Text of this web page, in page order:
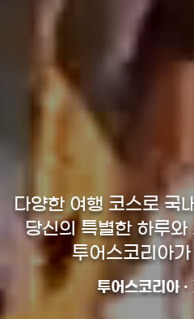
다양한 여행 코스로 국
당신의 특별한 하루와
투어스코리아가
투어스코리아 ·